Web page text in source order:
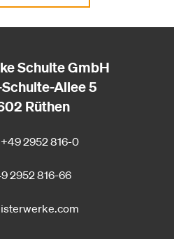
Schulte GmbH
Allee 5
Rüthen
+49 2952 816-0
2952 816-66